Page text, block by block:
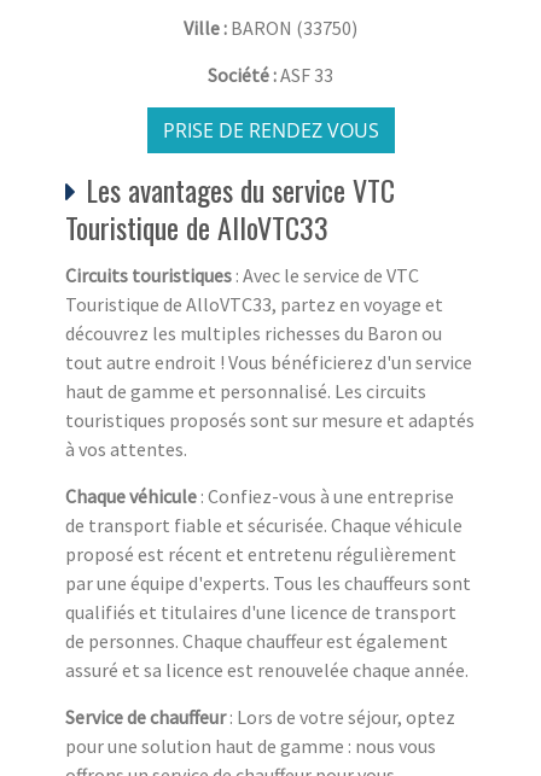
Ville : BARON (33750)
Société :ASF 33
PRISE DE RENDEZ VOUS
Les avantages du service VTC
Touristique de AlloVTC33
Circuits touristiques : Avec le service de VTC
Touristique de AlloVTC33, partez en voyage et
découvrez les multiples richesses du Baron ou
tout autre endroit ! Vous bénéficierez d'un service
haut de gamme et personnalisé. Les circuits
touristiques proposés sont sur mesure et adaptés
à vos attentes.
Chaque véhicule : Confiez-vous à une entreprise
de transport fiable et sécurisée. Chaque véhicule
proposé est récent et entretenu régulièrement
par une équipe d'experts. Tous les chauffeurs sont
qualifiés et titulaires d'une licence de transport
de personnes. Chaque chauffeur est également
assuré et sa licence est renouvelée chaque année.
Service de chauffeur: Lors de votre séjour, optez
pour une solution haut de gamme : nous vous